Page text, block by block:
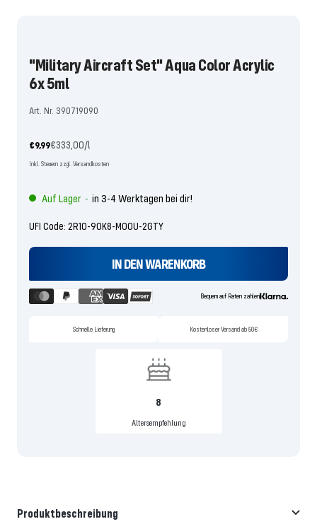
"Military Aircraft Set" Aqua Color Acrylic
6x 5ml
Art. Nr. 390719090
Angebotspreis
€9,99€333,00/l
Inkl. Steuern zzgl. Versandkosten
UFI Code: 2R10-90K8-M00U-2GTY
Auf Lager - in 3-4 Werktagen bei dir!
IN DEN WARENKORB
Bequem auf Raten zahlen
Schnelle Lieferung Kostenloser Versand ab 50€
8
Altersempfehlung
Produktbeschreibung